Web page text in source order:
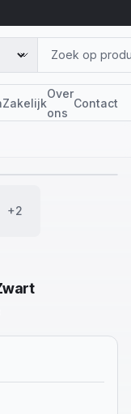
Zakelijk
Over
ons
Contact
+2